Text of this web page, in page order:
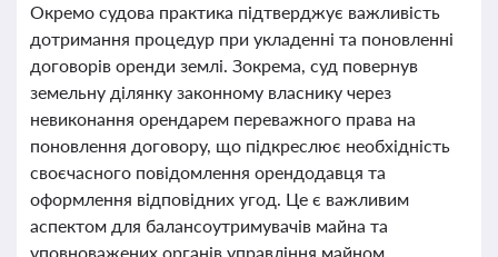
Окремо судова практика підтверджує важливість
дотримання процедур при укладенні та поновленні
договорів оренди землі. Зокрема, суд повернув
земельну ділянку законному власнику через
невиконання орендарем переважного права на
поновлення договору, що підкреслює необхідність
своєчасного повідомлення орендодавця та
оформлення відповідних угод. Це є важливим
аспектом для балансоутримувачів майна та
уповноважених органів управління майном.